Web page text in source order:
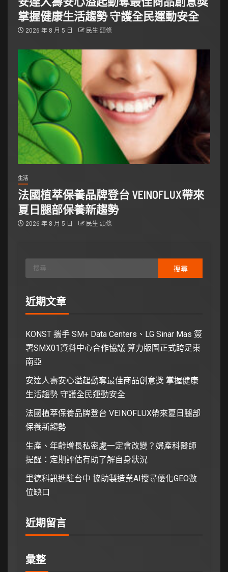
掌握健康生活趨勢 守護全民運動安全
2026 年 8 月 5 日 民生 頭條
生活
法國植萃保養品牌登台 VEINOFLUX帶來
夏日腿部保養新趨勢
2026 年 8 月 5 日 民生 頭條
近期文章
KONST 攜手 SM+ Data Centers、LG Sinar Mas 簽
署SMX01資料中心合作協議 算力版圖正式跨足東
南亞
安達人壽安心溢起動奪最佳商品創意獎 掌握健康
生活趨勢 守護全民運動安全
法國植萃保養品牌登台 VEINOFLUX帶來夏日腿部
保養新趨勢
生產、年齡增長私密處一定會改變？婦產科醫師
提醒：定期評估有助了解自身狀況
里德科訊進駐台中 協助製造業AI搜尋優化GEO數
位缺口
近期留言
彙整